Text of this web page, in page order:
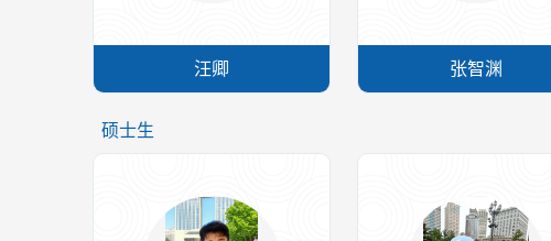
汪卿 张智渊
硕士生